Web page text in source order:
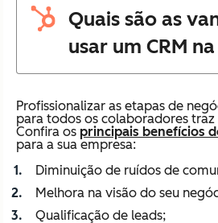
Quais são as
usar um CRM
Profissionalizar as etapas de
para todos os colaboradores traz
Confira os principais benefícios
para a sua empresa:
Diminuição de ruídos de
Melhora na visão do seu
Qualificação de leads;